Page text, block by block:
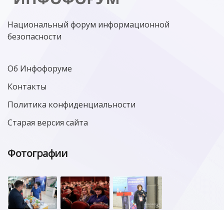
Национальный форум информационной
безопасности
Об Инфофоруме
Контакты
Политика конфиденциальности
Старая версия сайта
Фотографии